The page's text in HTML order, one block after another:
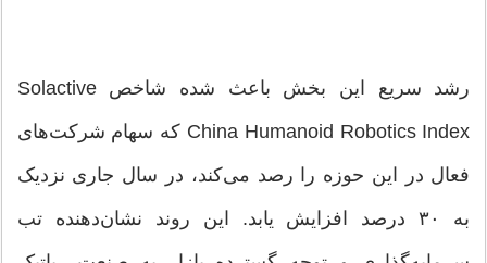
رشد سریع این بخش باعث شده شاخص Solactive
China Humanoid Robotics Index که سهام شرکت‌های
فعال در این حوزه را رصد می‌کند، در سال جاری نزدیک
به ۳۰ درصد افزایش یابد. این روند نشان‌دهنده تب